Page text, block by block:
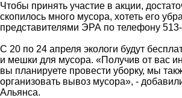
Чтобы принять участие в акции,
скопилось много мусора, хотеть его
представителями ЭРА по телефону
С 20 по 24 апреля экологи будут
и мешки для мусора. «Получив от вас
вы планируете провести уборку, мы
организовать вывоз мусора», -
Альянса.